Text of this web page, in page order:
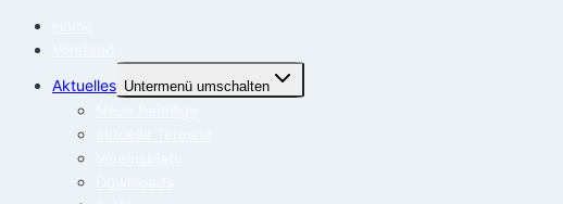
Aktuelles Untermenü umschalten